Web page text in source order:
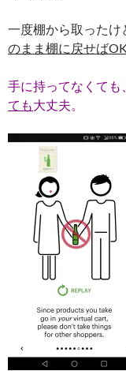
一度棚から取ったけ
のまま棚に戻せばOK
手に持ってなくても、
ても大丈夫。